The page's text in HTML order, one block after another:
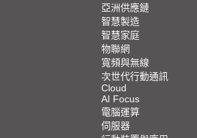
亞洲供應鏈
智慧製造
智慧家庭
物聯網
寬頻與無線
次世代行動通訊
Cloud
AI Focus
電腦運算
伺服器